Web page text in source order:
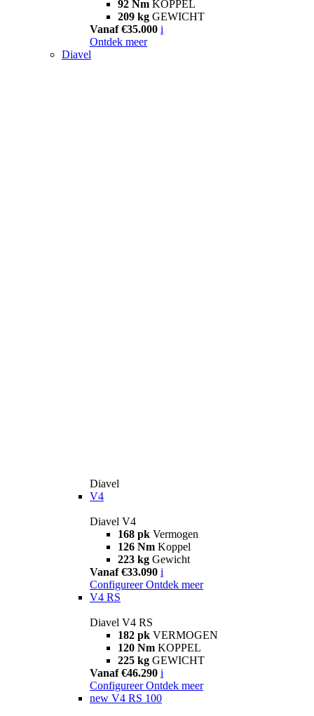
92 Nm KOPPEL
209 kg GEWICHT
Vanaf €35.000 i
Ontdek meer
Diavel
Diavel
V4
Diavel V4
168 pk Vermogen
126 Nm Koppel
223 kg Gewicht
Vanaf €33.090 i
Configureer Ontdek meer
V4 RS
Diavel V4 RS
182 pk VERMOGEN
120 Nm KOPPEL
225 kg GEWICHT
Vanaf €46.290 i
Configureer Ontdek meer
new V4 RS 100